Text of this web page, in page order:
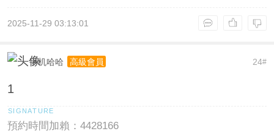
2025-11-29 03:13:01
24#
手机哈哈 高級會員
1
預約時間加賴：4428166